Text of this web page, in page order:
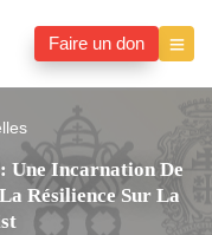
Faire un don
Une Incarnation De
Résilience Sur La